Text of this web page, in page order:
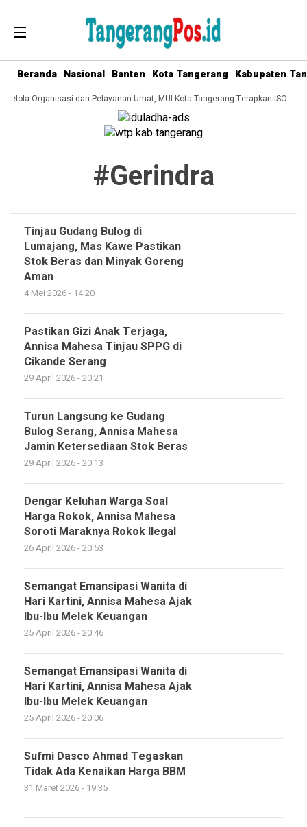
Beranda Nasional Banten Kota Tangerang Kabupaten
Kelola Organisasi dan Pelayanan Umat, MUI Kota Tangerang Terapkan ISO
#gerindra
Tinjau Gudang Bulog di
Lumajang, Mas Kawe Pastikan
Stok Beras dan Minyak Goreng
Aman
4 Mei 2026 - 14:20
Pastikan Gizi Anak Terjaga,
Annisa Mahesa Tinjau SPPG di
Cikande Serang
29 April 2026 - 20:21
Turun Langsung ke Gudang
Bulog Serang, Annisa Mahesa
Jamin Ketersediaan Stok Beras
29 April 2026 - 20:13
Dengar Keluhan Warga Soal
Harga Rokok, Annisa Mahesa
Soroti Maraknya Rokok Ilegal
26 April 2026 - 20:53
Semangat Emansipasi Wanita di
Hari Kartini, Annisa Mahesa Ajak
Ibu-Ibu Melek Keuangan
25 April 2026 - 20:46
Semangat Emansipasi Wanita di
Hari Kartini, Annisa Mahesa Ajak
Ibu-Ibu Melek Keuangan
25 April 2026 - 20:06
Sufmi Dasco Ahmad Tegaskan
Tidak Ada Kenaikan Harga BBM
31 Maret 2026 - 19:35